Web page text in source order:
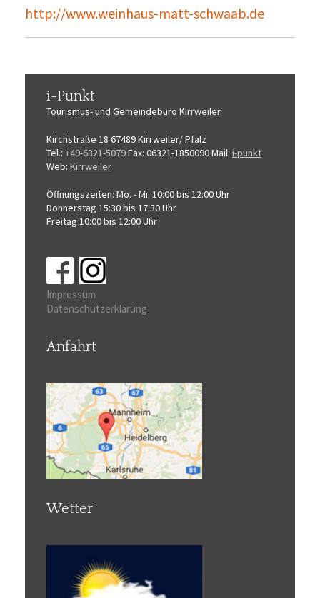
http://www.weinhaus-matt-schwaab.de
i-Punkt
Tourismus-und Gemeindebüro Kirrweiler
Kirchstraße 18 67489 Kirrweiler/ Pfalz
Tel.: +49-6321-5079Fax: 06321-1850090Mail: i-punkt
Web: Kirrweiler
Öffnungszeiten: Mo. - Mi. 10:00 bis 12:00 Uhr
Donnerstag 15:30 bis 17:30 Uhr
Freitag 10:00 bis 12:00 Uhr
Impressum
Datenschutzerklärung
Anfahrt
Wetter